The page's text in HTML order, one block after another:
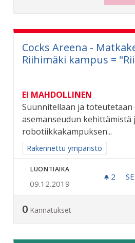
Cocks Areena -
Riihimäki kampus =
EI MAHDOLLINEN
Suunnitellaan ja toteutetaan
asemanseudun kehittämistä
robotiikkakampuksen...
Rajaa tulokset aihepiirin
Rakennettu ympäristö
LUONTIAIKA
09.12.2019
2 2
0 Kannatukset